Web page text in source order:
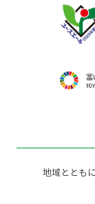
地域ととも